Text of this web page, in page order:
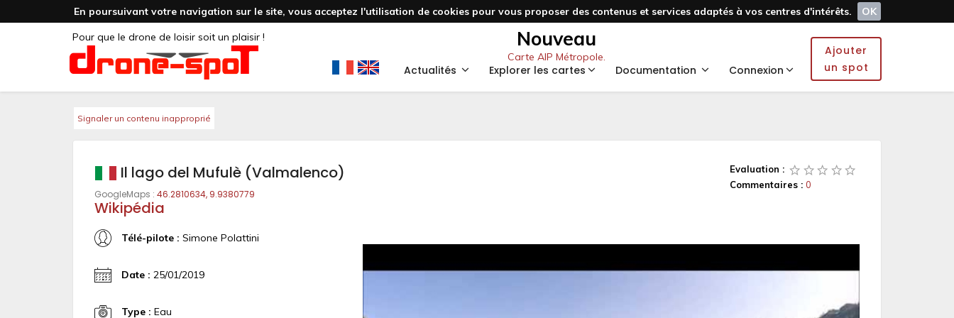
En poursuivant votre navigation sur le site, vous acceptez l'utilisation de cookies pour vous proposer des contenus et services adaptés à vos centres d'intérêts.
OK
Pour que le drone de loisir soit un plaisir !
Nouveau
Carte AIP Métropole.
Actualités Explorer les cartes Documentation Connexion
Ajouter
un spot
Signaler un contenu inapproprié
Evaluation :
Commentaires : 0
Il lago del Mufulè (Valmalenco)
GoogleMaps : 46.2810634, 9.9380779
Wikipédia
Télé-pilote : Simone Polattini
Date : 25/01/2019
Type : Eau